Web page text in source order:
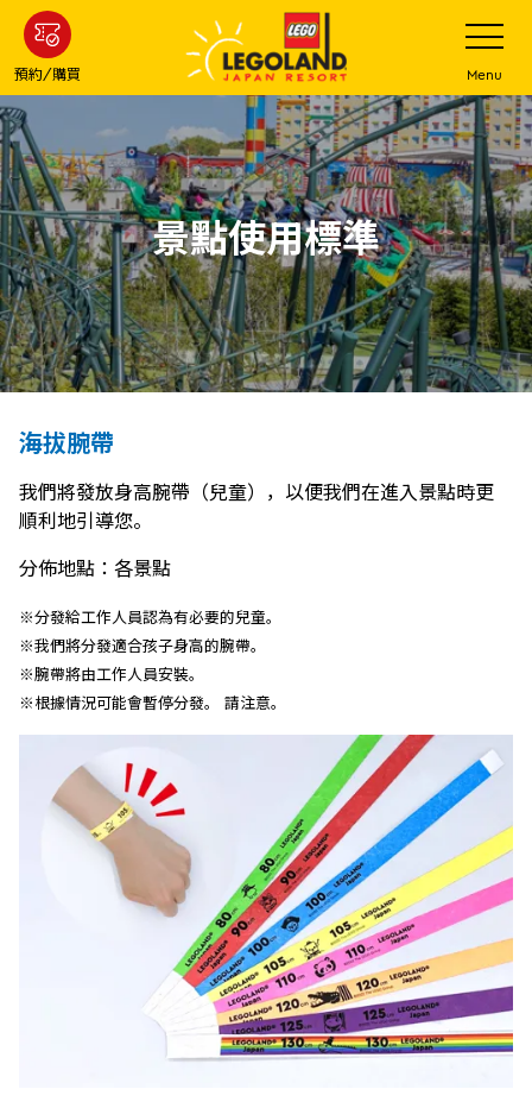
步
主
要
內
容
預約/購買
打
開
網
站
菜
單
Menu
景點使用標準
海拔腕帶
我們將發放身高腕帶（兒童），以便我們在進入景點時更
順利地引導您。
分佈地點：各景點
※分發給工作人員認為有必要的兒童。
※我們將分發適合孩子身高的腕帶。
※腕帶將由工作人員安裝。
※根據情況可能會暫停分發。 請注意。